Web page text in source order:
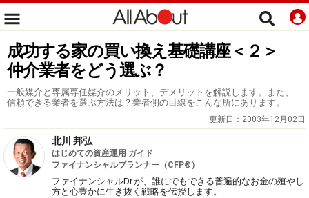
成功する家の買い換え基礎講座＜２＞
仲介業者をどう選ぶ？
一般媒介と専属専任媒介のメリット、デメリットを解説します。また、
信頼できる業者を選ぶ方法は？業者側の目線をこんな所にあります。
更新日： 2003年12月02日
北川 邦弘
はじめての資産運用 ガイド
ファイナンシャルプランナー（CFP®）
ファイナンシャルDr.が、誰にでもできる普遍的なお金の殖やし
方と心豊かに生き抜く戦略を伝授します。